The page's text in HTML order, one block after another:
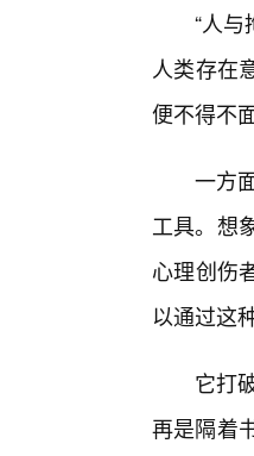
“人
人类存在
便不得不
一方
工具。想
心理创伤
以通过这
它打
再是隔着